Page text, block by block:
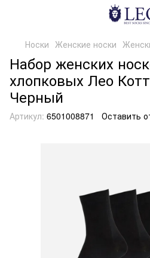
Носки Женские носки
Набор женских
хлопковых Лео
Черный
Артикул: 6501008871 Оставить